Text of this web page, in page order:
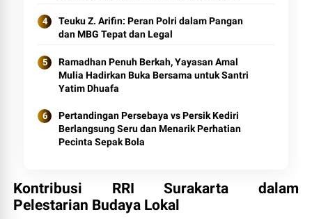
Teuku Z. Arifin: Peran Polri dalam Pangan
dan MBG Tepat dan Legal
Ramadhan Penuh Berkah, Yayasan Amal
Mulia Hadirkan Buka Bersama untuk Santri
Yatim Dhuafa
Pertandingan Persebaya vs Persik Kediri
Berlangsung Seru dan Menarik Perhatian
Pecinta Sepak Bola
Kontribusi RRI Surakarta dalam
Pelestarian Budaya Lokal